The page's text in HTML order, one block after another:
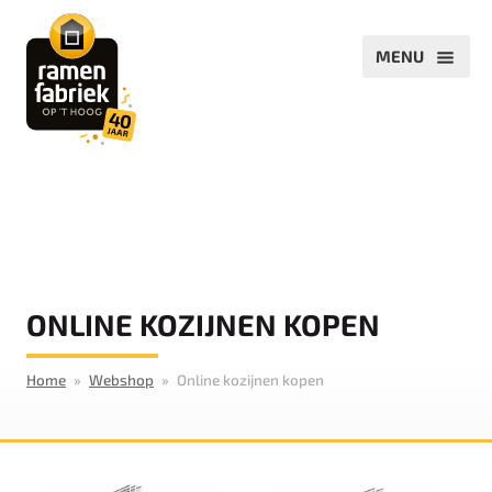
ONLINE KOZIJNEN KOPEN
Home Webshop Online kozijnen kopen